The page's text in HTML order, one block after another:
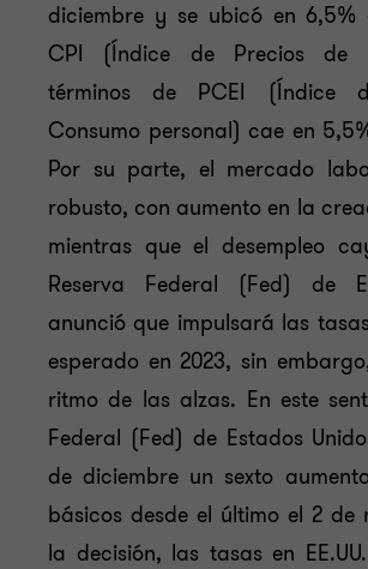
diciembre y se ubicó en 6,5%
CPI (Índice de Precios de
términos de PCEI (Índice
Consumo personal) cae en
Por su parte, el mercado
robusto, con aumento en la
mientras que el desempleo
Reserva Federal (Fed) de
anunció que impulsará las
esperado en 2023, sin
ritmo de las alzas. En este
Federal (Fed) de Estados
de diciembre un sexto
básicos desde el último el 2 de
la decisión, las tasas en